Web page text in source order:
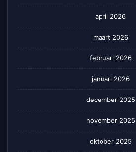
april 2026
maart 2026
februari 2026
januari 2026
december 2025
november 2025
oktober 2025